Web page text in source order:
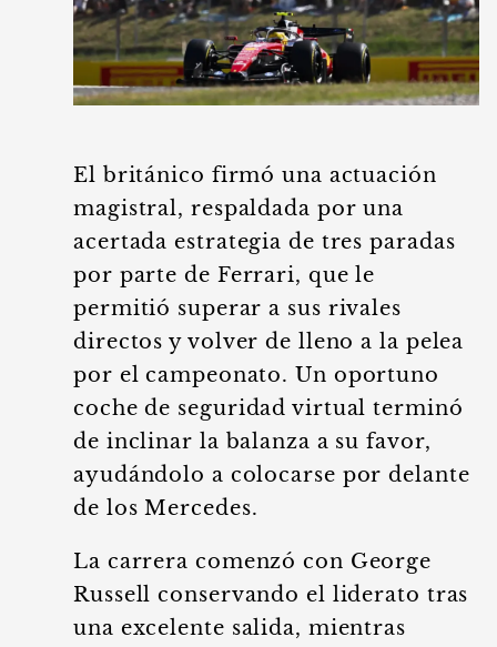
El británico firmó una actuación
magistral, respaldada por una
acertada estrategia de tres paradas
por parte de Ferrari, que le
permitió superar a sus rivales
directos y volver de lleno a la pelea
por el campeonato. Un oportuno
coche de seguridad virtual terminó
de inclinar la balanza a su favor,
ayudándolo a colocarse por delante
de los Mercedes.
La carrera comenzó con George
Russell conservando el liderato tras
una excelente salida, mientras